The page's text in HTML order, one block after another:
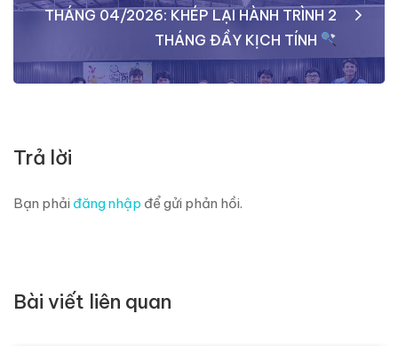
THÁNG 04/2026: KHÉP LẠI HÀNH TRÌNH 2
THÁNG ĐẦY KỊCH TÍNH
Trả lời
Bạn phải đăng nhập để gửi phản hồi.
Bài viết liên quan